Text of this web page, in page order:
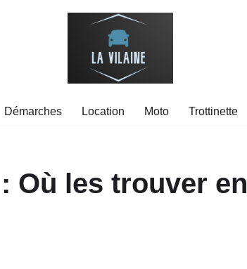
Démarches Location Moto Trottinette
Où les trouver en